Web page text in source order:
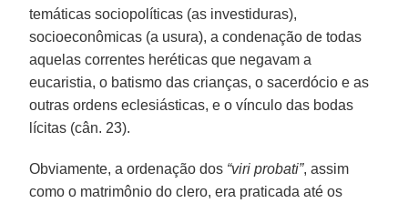
temáticas sociopolíticas (as investiduras),
socioeconômicas (a usura), a condenação de todas
aquelas correntes heréticas que negavam a
eucaristia, o batismo das crianças, o sacerdócio e as
outras ordens eclesiásticas, e o vínculo das bodas
lícitas (cân. 23).
Obviamente, a ordenação dos “viri probati”, assim
como o matrimônio do clero, era praticada até os